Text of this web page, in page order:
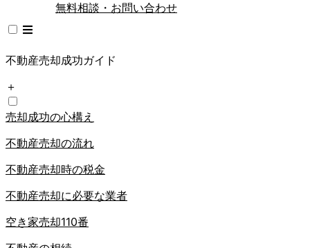
無料相談・お問い合わせ
不動産売却成功ガイド
＋
売却成功の心構え
不動産売却の流れ
不動産売却時の税金
不動産売却に必要な業者
空き家売却110番